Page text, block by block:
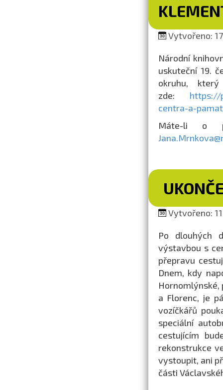
Vytvořeno:
Národní
uskuteční 19.
okruhu,
zde: https://
centra-a-
Máte-li o
Vytvořeno:
Po dlouhých
výstavbou s
přepravu
Dnem, kdy
Hornomlýnské,
a Florenc, je
vozíčkářů
speciální
cestujícím
rekonstrukce
vystoupit, ani
části